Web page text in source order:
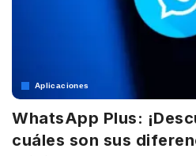
Aplicaciones
WhatsApp Plus:
cuáles son sus